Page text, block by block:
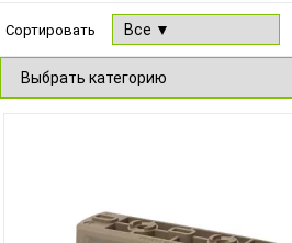
Сортировать